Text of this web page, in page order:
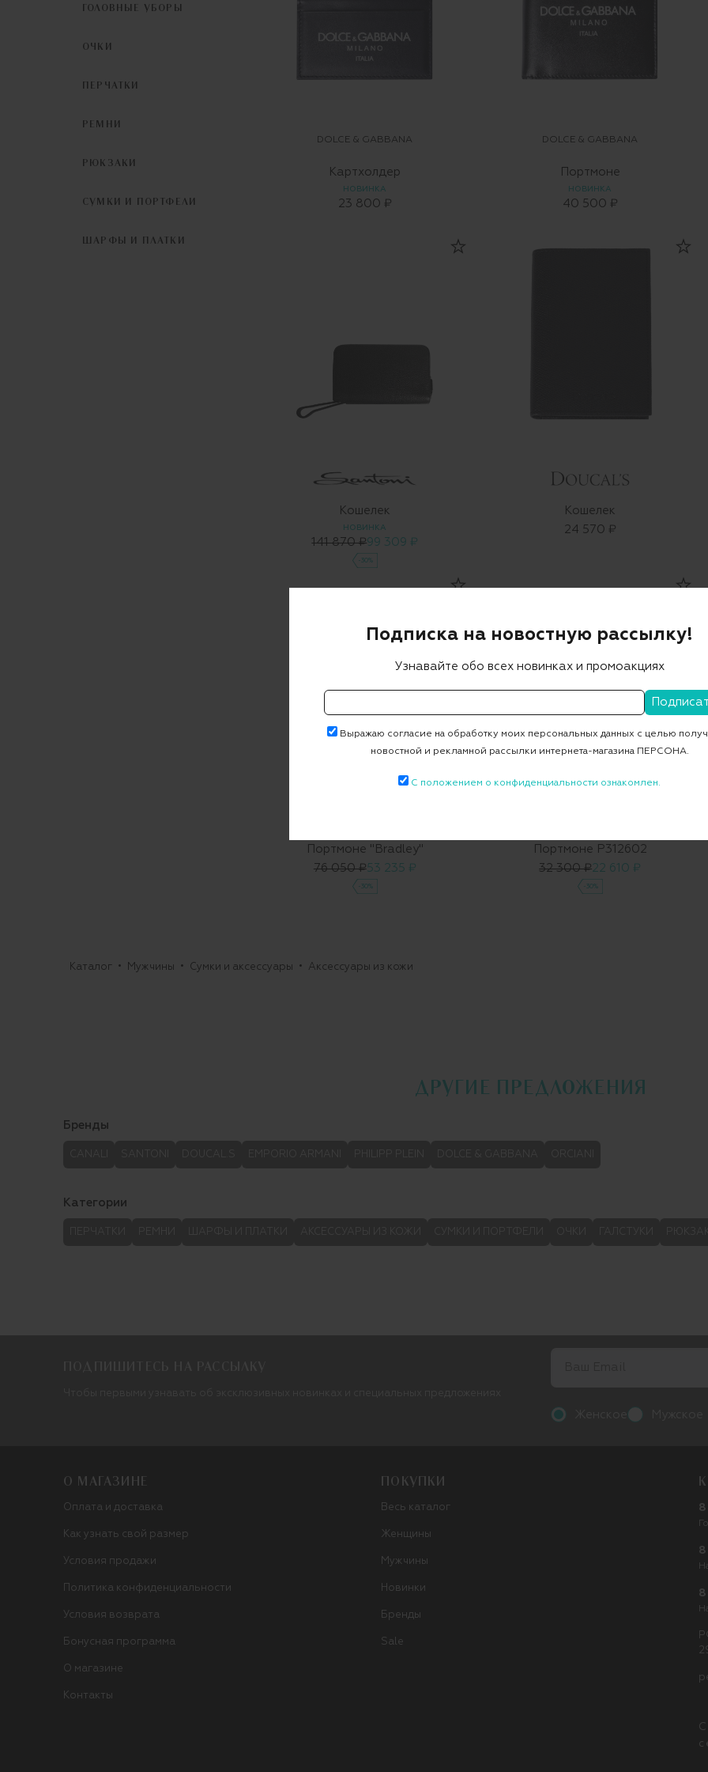
ГОЛОВНЫЕ УБОРЫ
ОЧКИ
ПЕРЧАТКИ
РЕМНИ
РЮКЗАКИ
СУМКИ И ПОРТФЕЛИ
ШАРФЫ И ПЛАТКИ
DOLCE & GABBANA
Картхолдер
НОВИНКА
23 800 ₽
DOLCE & GABBANA
Портмоне
НОВИНКА
40 500 ₽
Кошелек
НОВИНКА
141 870 ₽99 309 ₽
-30%
Кошелек
24 570 ₽
Портмоне "Bradley"
76 050 ₽53 235 ₽
-30%
Портмоне P312602
32 300 ₽22 610 ₽
-30%
Каталог Мужчины Сумки и аксессуары Аксессуары из кожи
ДРУГИЕ ПРЕДЛОЖЕНИЯ
Бренды
Категории
О МАГАЗИНЕ
Оплата и доставка
Как узнать свой размер
Условия продажи
Политика конфиденциальности
Условия возврата
Бонусная программа
О магазине
Контакты
ПОКУПКИ
Весь каталог
Женщины
Мужчины
Новинки
Бренды
Sale
8
8
8
Подписка на новостную рассылку!
Узнавайте обо всех новинках и промоакциях
Выражаю согласие на обработку моих персональных данных с целью
новостной и рекламной рассылки интернета-магазина ПЕРСОНА.
С положением о конфиденциальности ознакомлен.